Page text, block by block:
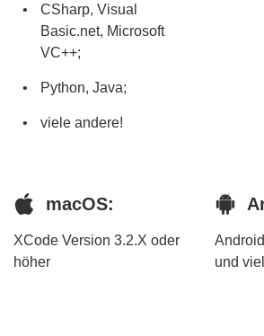
CSharp, Visual
Basic.net, Microsoft
VC++;
Python, Java;
viele andere!
macOS:
XCode Version 3.2.X oder
höher
und